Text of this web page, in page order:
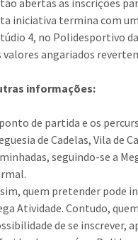
iniciativa termina com
4, no Polidesportivo
valores angariados
informações:
de partida e os
de Cadelas, Vila de
seguindo-se a
quem pretender pode
Atividade. Contudo,
de se inscrever,